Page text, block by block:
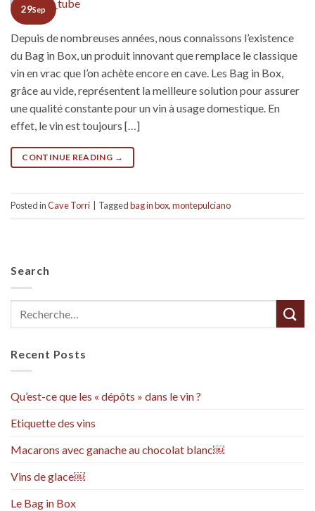
29Sep
Depuis de nombreuses années, nous connaissons l’existence
du Bag in Box, un produit innovant que remplace le classique
vin en vrac que l’on achète encore en cave. Les Bag in Box,
grâce au vide, représentent la meilleure solution pour assurer
une qualité constante pour un vin à usage domestique. En
effet, le vin est toujours […]
CONTINUE READING →
Posted inCave Torri Taggedbag in box,montepulciano
Search
Recent Posts
Qu’est-ce que les « dépôts » dans le vin ?
Etiquette des vins
Macarons avec ganache au chocolat blanc￼
Vins de glace￼
Le Bag in Box